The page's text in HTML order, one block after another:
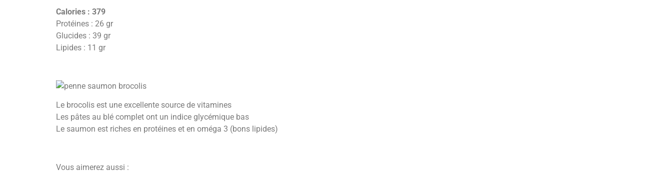
Calories : 379
Protéines : 26 gr
Glucides : 39 gr
Lipides : 11 gr
Le brocolis est une excellente source de vitamines
Les pâtes au blé complet ont un indice glycémique bas
Le saumon est riches en protéines et en oméga 3 (bons lipides)
Vous aimerez aussi :